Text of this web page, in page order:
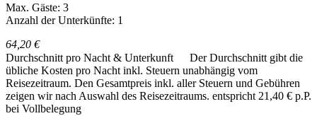
Max. Gäste: 3
Anzahl der Unterkünfte: 1
64,20 €
Durchschnitt pro Nacht & Unterkunft
Der Durchschnitt gibt die
übliche Kosten pro Nacht inkl. Steuern unabhängig vom
Reisezeitraum. Den Gesamtpreis inkl. aller Steuern und Gebühren
zeigen wir nach Auswahl des Reisezeitraums. entspricht 21,40 € p.P.
bei Vollbelegung